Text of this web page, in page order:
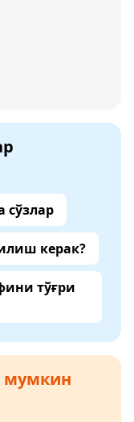
сўзлар
керак?
тўғри
мумкин